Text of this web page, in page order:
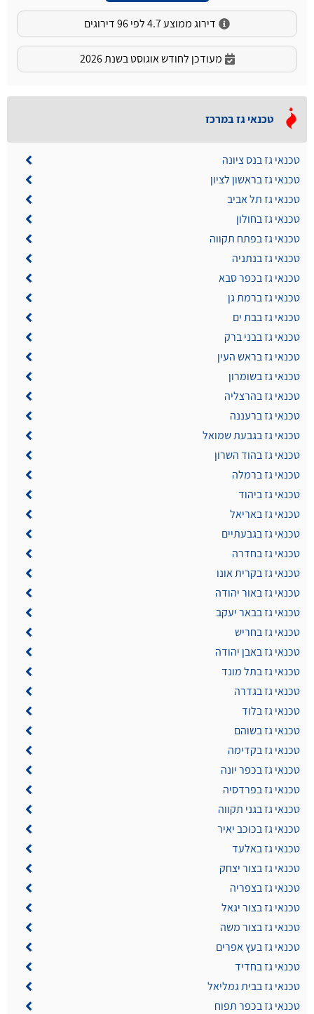
דירוג ממוצע 4.7 לפי 96 דירוגים
מעודכן לחודש אוגוסט בשנת 2026
טכנאי גז במרכז
טכנאי גז בנס ציונה
טכנאי גז בראשון לציון
טכנאי גז תל אביב
טכנאי גז בחולון
טכנאי גז בפתח תקווה
טכנאי גז בנתניה
טכנאי גז בכפר סבא
טכנאי גז ברמת גן
טכנאי גז בבת ים
טכנאי גז בבני ברק
טכנאי גז בראש העין
טכנאי גז בשומרון
טכנאי גז בהרצליה
טכנאי גז ברעננה
טכנאי גז בגבעת שמואל
טכנאי גז בהוד השרון
טכנאי גז ברמלה
טכנאי גז ביהוד
טכנאי גז באריאל
טכנאי גז בגבעתיים
טכנאי גז בחדרה
טכנאי גז בקרית אונו
טכנאי גז באור יהודה
טכנאי גז בבאר יעקב
טכנאי גז בחריש
טכנאי גז באבן יהודה
טכנאי גז בתל מונד
טכנאי גז בגדרה
טכנאי גז בלוד
טכנאי גז בשוהם
טכנאי גז בקדימה
טכנאי גז בכפר יונה
טכנאי גז בפרדסיה
טכנאי גז בגני תקווה
טכנאי גז בכוכב יאיר
טכנאי גז באלעד
טכנאי גז בצור יצחק
טכנאי גז בצפריה
טכנאי גז בצור יגאל
טכנאי גז בצור משה
טכנאי גז בעץ אפרים
טכנאי גז בחדיד
טכנאי גז בבית גמליאל
טכנאי גז בכפר תפוח